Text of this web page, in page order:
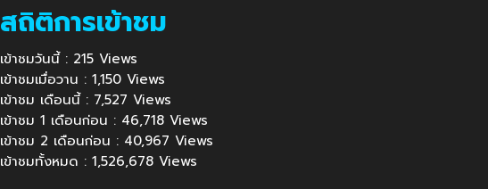
สถิติการเข้าชม
เข้าชมวันนี้ : 215 Views
เข้าชมเมื่อวาน : 1,150 Views
เข้าชม เดือนนี้ : 7,527 Views
เข้าชม 1 เดือนก่อน : 46,718 Views
เข้าชม 2 เดือนก่อน : 40,967 Views
เข้าชมทั้งหมด : 1,526,678 Views